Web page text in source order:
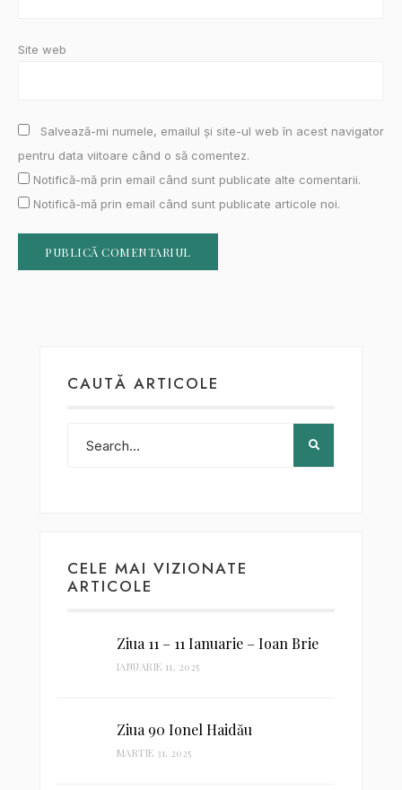
Site web
Salvează-mi numele, emailul și site-ul web în acest navigator
pentru data viitoare când o să comentez.
Notifică-mă prin email când sunt publicate alte comentarii.
Notifică-mă prin email când sunt publicate articole noi.
CAUTĂ ARTICOLE
CELE MAI VIZIONATE
ARTICOLE
Ziua 11 – 11 Ianuarie – Ioan Brie
IANUARIE 11, 2025
Ziua 90 Ionel Haidău
MARTIE 31, 2025